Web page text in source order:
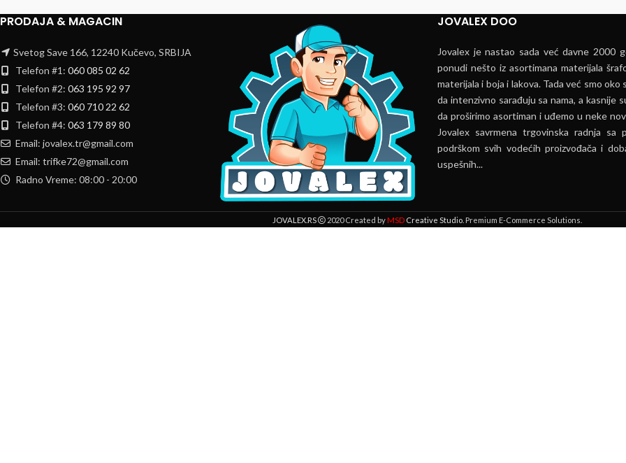
PRODAJA & MAGACIN
Svetog Save 166, 12240 Kučevo, SRBIJA
Telefon #1: 060 085 02 62
Telefon #2: 063 195 92 97
Telefon #3: 060 710 22 62
Telefon #4: 063 179 89 80
Email: jovalex.tr@gmail.com
Email: trifke72@gmail.com
Radno Vreme: 08:00 - 20:00
JOVALEX DOO
Jovalex je nastao sada već davne 2000
ponudi nešto iz asortimana materijala
materijala i boja i lakova. Tada već smo
da intenzivno sarađuju sa nama, a kasnije
da proširimo asortiman i uđemo u neke
Jovalex savrmena trgovinska radnja
podrškom svih vodećih proizvođača i
uspešnih...
JOVALEX.RS 2020 Created byMSDCreative Studio. Premium E-Commerce Solutions.